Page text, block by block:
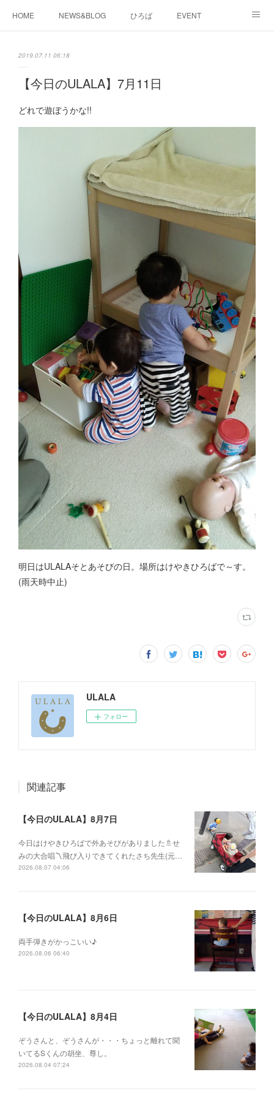
HOME NEWS&BLOG ひろば EVENT
2019.07.11 06:18
【今日のULALA】7月11日
どれで遊ぼうかな!!
明日はULALAそとあそびの日。場所はけやきひろばで～す。
(雨天時中止)
ULALA
フォロー
関連記事
【今日のULALA】8月7日
今日はけやきひろばで外あそびがありました🚿せ
みの大合唱〽飛び入りできてくれたさち先生(元…
2026.08.07 04:06
【今日のULALA】8月6日
両手弾きがかっこいい♪
2026.08.06 06:40
【今日のULALA】8月4日
ぞうさんと、ぞうさんが・・・ちょっと離れて聞
いてるSくんの胡坐、尊し。
2026.08.04 07:24